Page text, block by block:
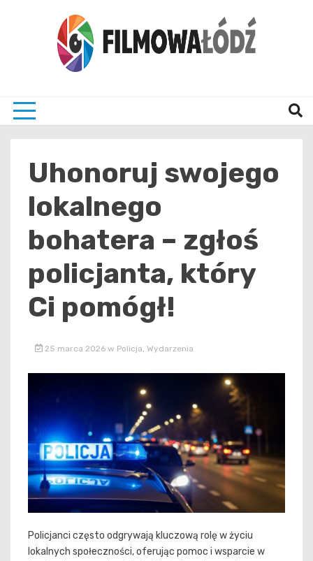
Uhonoruj swojego
lokalnego
bohatera – zgłoś
policjanta, który
Ci pomógł!
25 marca 2026 w Policja Wydarzenia
Policjanci często odgrywają kluczową rolę w życiu
lokalnych społeczności, oferując pomoc i wsparcie w